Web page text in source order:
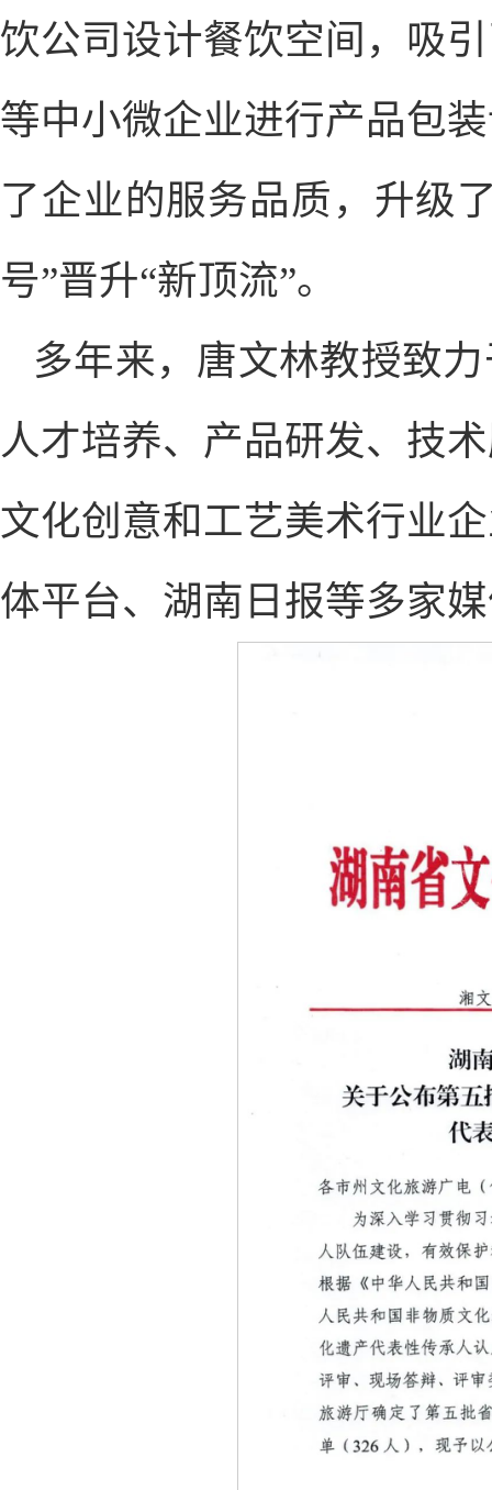
饮公司设计餐饮空间，吸
等中小微企业进行产品包
了企业的服务品质，升级
号”晋升“新顶流”。
多年来，唐文林教授致
人才培养、产品研发、技
文化创意和工艺美术行业
体平台、湖南日报等多家